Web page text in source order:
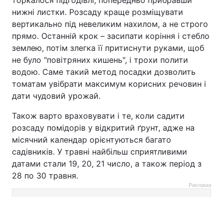
нижні листки. Розсаду краще розміщувати
вертикально під невеликим нахилом, а не строго
прямо. Останній крок – засипати коріння і стебло
землею, потім злегка її притиснути руками, щоб
не було "повітряних кишень", і трохи полити
водою. Саме такий метод посадки дозволить
томатам увібрати максимум корисних речовин і
дати чудовий урожай.
Також варто враховувати і те, коли садити
розсаду помідорів у відкритий ґрунт, адже на
місячний календар орієнтуються багато
садівників. У травні найбільш сприятливими
датами стали 19, 20, 21 число, а також період з
28 по 30 травня.
Реклама